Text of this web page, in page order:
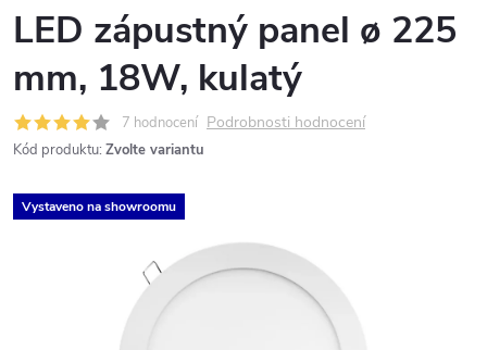
LED zápustný panel ø 225
mm, 18W, kulatý
7 hodnocení Podrobnosti hodnocení
Kód produktu: Zvolte variantu
Vystaveno na showroomu